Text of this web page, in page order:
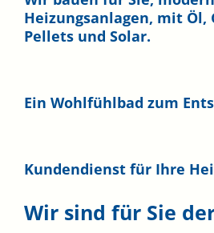
Heizungsanlagen, mit Öl,
Pellets und Solar.
Ein Wohlfühlbad zum
Kundendienst für Ihre
Wir sind für Sie